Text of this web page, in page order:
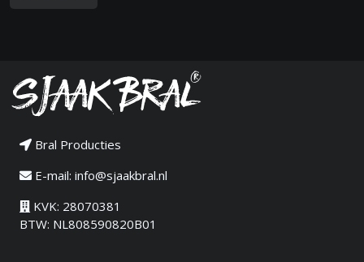
Bral Producties
E-mail: info@sjaakbral.nl
KVK: 28070381
BTW: NL808590820B01